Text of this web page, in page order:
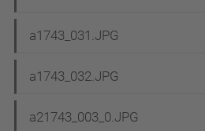
a1743_031.JPG
a1743_032.JPG
a21743_003_0.JPG